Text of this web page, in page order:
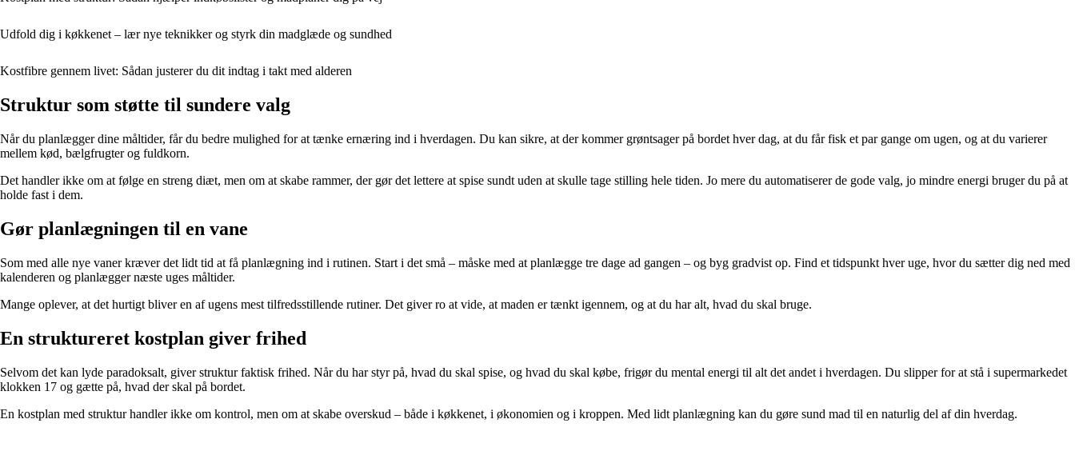
Udfold dig i køkkenet – lær nye teknikker og styrk din madglæde og sundhed
Kostfibre gennem livet: Sådan justerer du dit indtag i takt med alderen
Struktur som støtte til sundere valg
Når du planlægger dine måltider, får du bedre mulighed for at tænke ernæring ind i hverdagen. Du kan sikre, at der kommer grøntsager på bordet hver dag, at du får fisk et par gange om ugen, og at du varierer
mellem kød, bælgfrugter og fuldkorn.
Det handler ikke om at følge en streng diæt, men om at skabe rammer, der gør det lettere at spise sundt uden at skulle tage stilling hele tiden. Jo mere du automatiserer de gode valg, jo mindre energi bruger du på at
holde fast i dem.
Gør planlægningen til en vane
Som med alle nye vaner kræver det lidt tid at få planlægning ind i rutinen. Start i det små – måske med at planlægge tre dage ad gangen – og byg gradvist op. Find et tidspunkt hver uge, hvor du sætter dig ned med
kalenderen og planlægger næste uges måltider.
Mange oplever, at det hurtigt bliver en af ugens mest tilfredsstillende rutiner. Det giver ro at vide, at maden er tænkt igennem, og at du har alt, hvad du skal bruge.
En struktureret kostplan giver frihed
Selvom det kan lyde paradoksalt, giver struktur faktisk frihed. Når du har styr på, hvad du skal spise, og hvad du skal købe, frigør du mental energi til alt det andet i hverdagen. Du slipper for at stå i supermarkedet
klokken 17 og gætte på, hvad der skal på bordet.
En kostplan med struktur handler ikke om kontrol, men om at skabe overskud – både i køkkenet, i økonomien og i kroppen. Med lidt planlægning kan du gøre sund mad til en naturlig del af din hverdag.